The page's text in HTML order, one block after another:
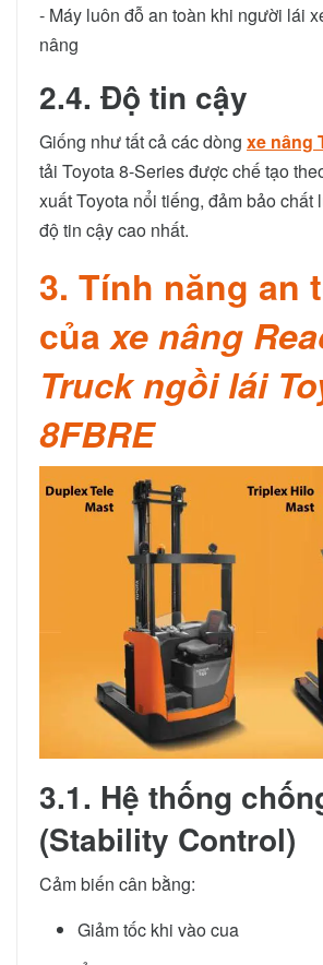
- Máy luôn đỗ an toàn khi người lái
nâng
2.4. Độ tin cậy
Giống như tất cả các dòng xe nâng
tải Toyota 8-Series được chế tạo
xuất Toyota nổi tiếng, đảm bảo chất
độ tin cậy cao nhất.
3. Tính năng an
củaxe nâng
Truck ngồi lái
8FBRE
3.1. Hệ thống
(Stability Control)
Cảm biến cân bằng:
Giảm tốc khi vào cua